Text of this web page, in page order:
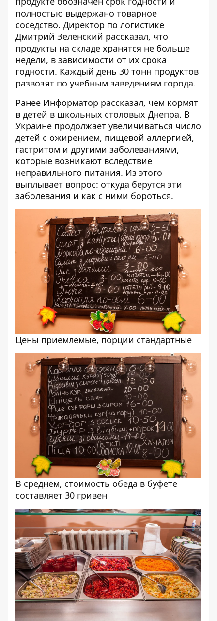
полностью выдержано товарное
соседство. Директор по логистике
Дмитрий Зеленский рассказал, что
продукты на складе хранятся не больше
недели, в зависимости от их срока
годности. Каждый день 30 тонн продуктов
развозят по учебным заведениям города.
Ранее Информатор рассказал, чем кормят
в детей в школьных столовых Днепра. В
Украине продолжает увеличиваться число
детей с ожирением, пищевой аллергией,
гастритом и другими заболеваниями,
которые возникают вследствие
неправильного питания. Из этого
выплывает вопрос: откуда берутся эти
заболевания и как с ними бороться.
Цены приемлемые, порции стандартные
В среднем, стоимость обеда в буфете
составляет 30 гривен